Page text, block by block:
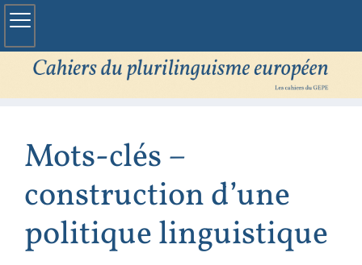
Mots-clés –
construction d’une
politique linguistique